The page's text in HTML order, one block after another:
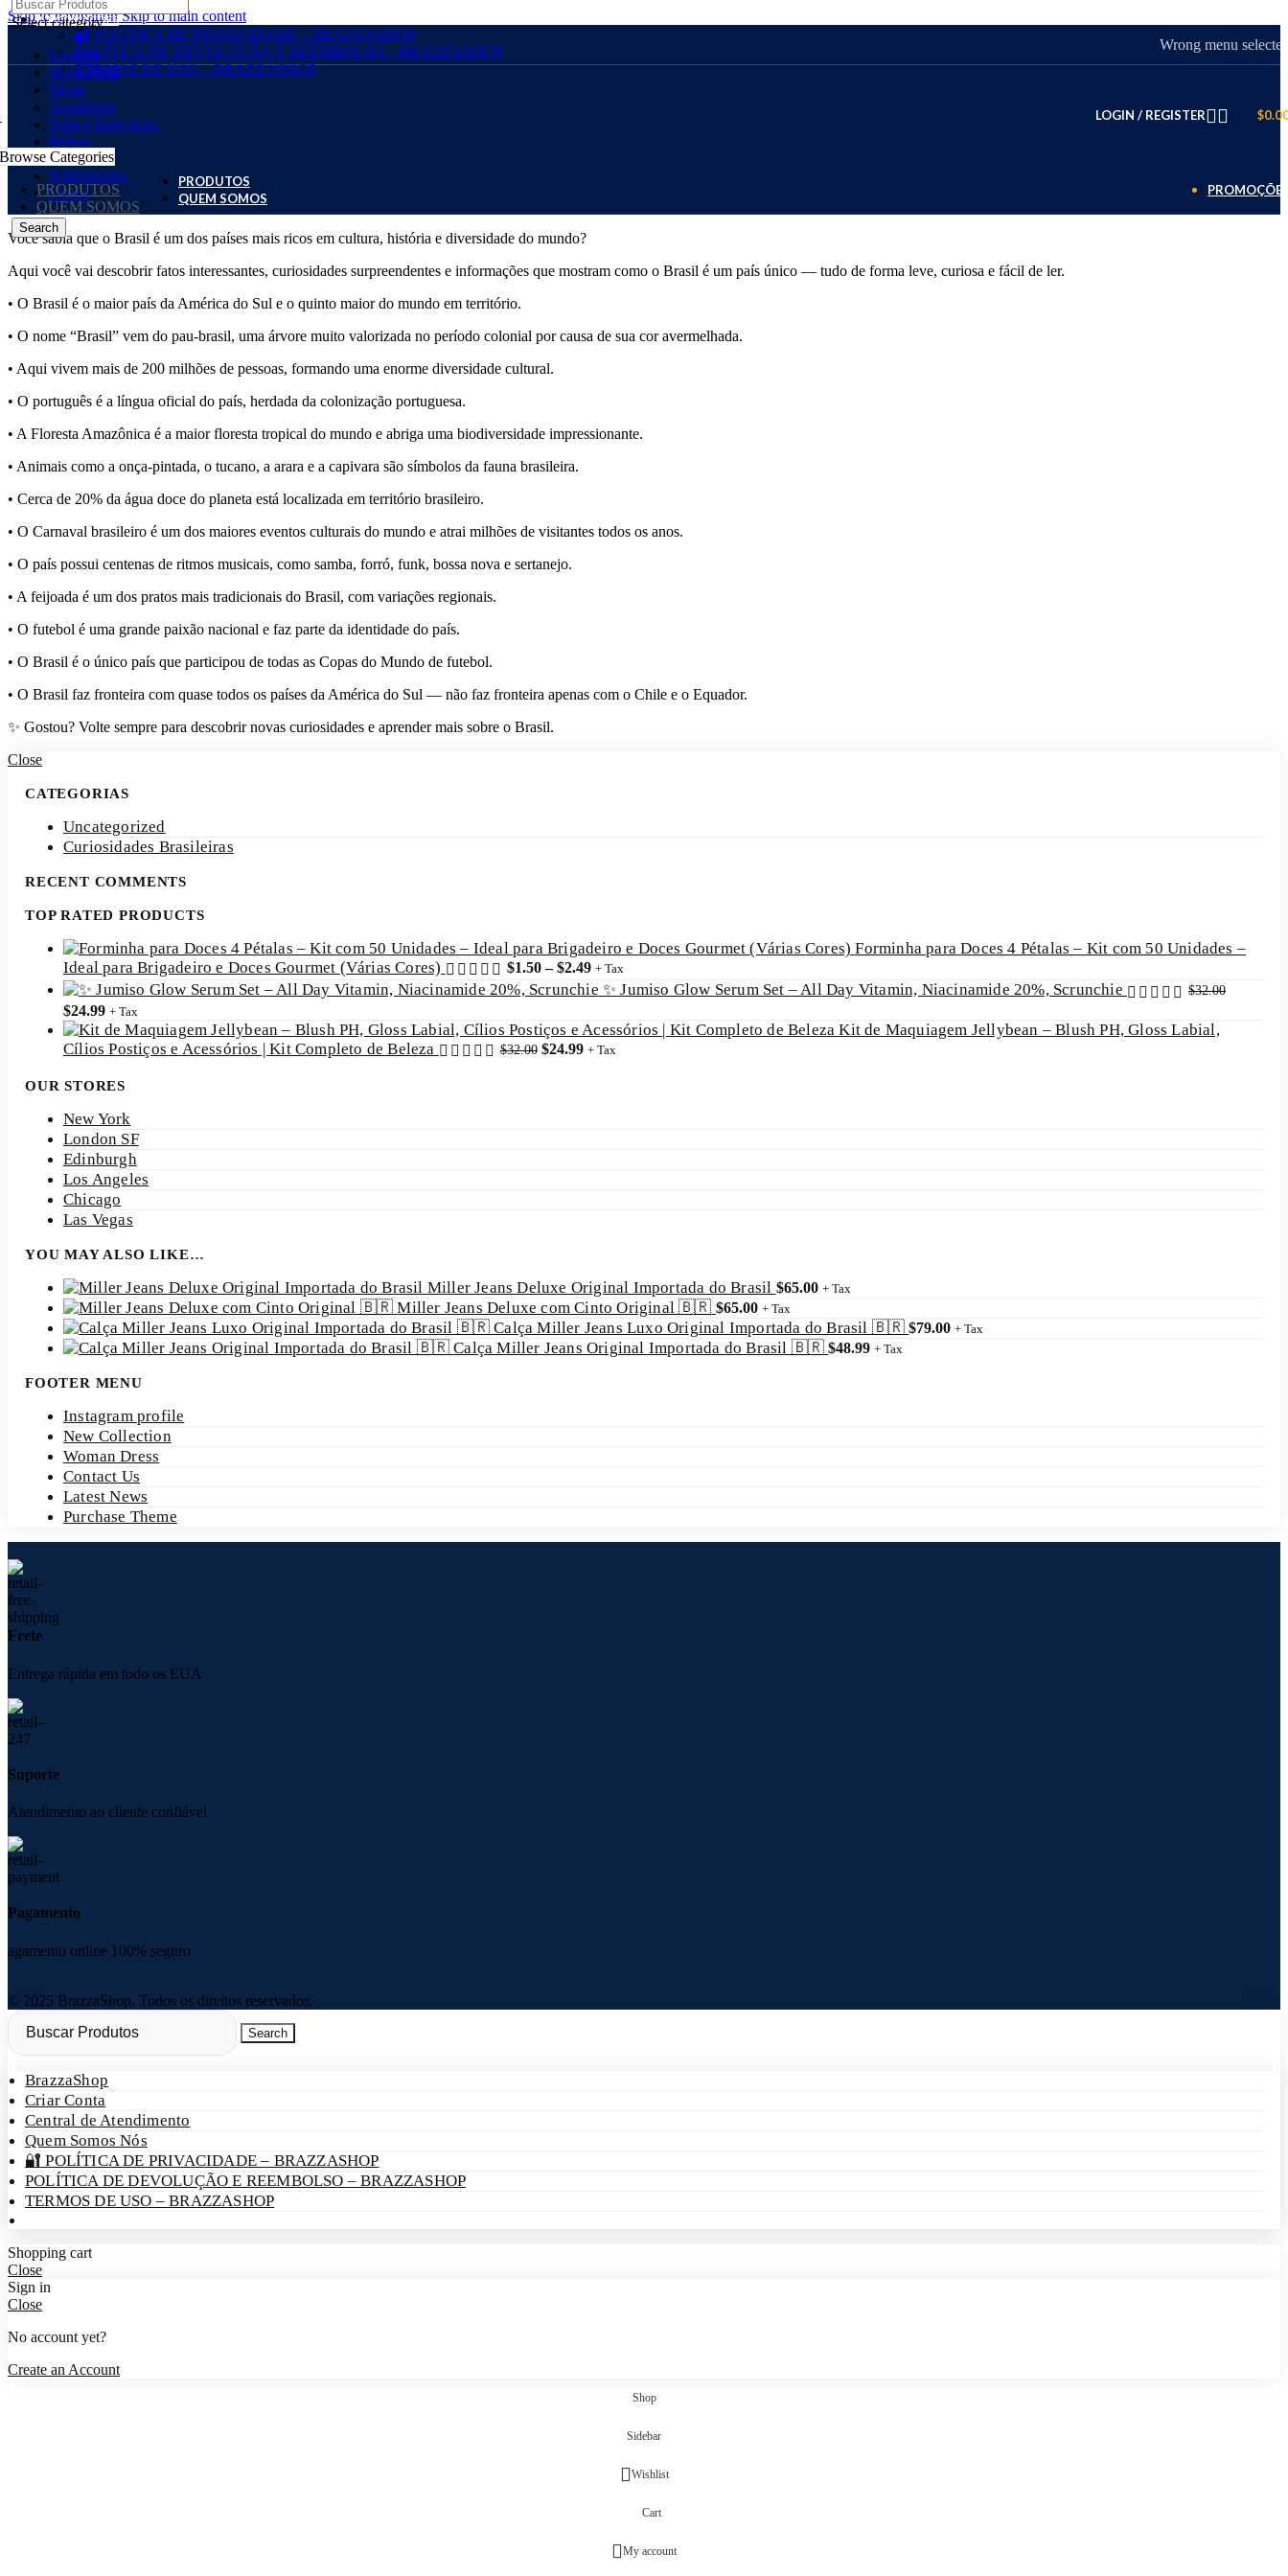
Skip to navigationSkip to main content
INFORMAÇÕES
🔐 POLÍTICA DE PRIVACIDADE – BRAZZASHOP
POLÍTICA DE DEVOLUÇÃO E REEMBOLSO – BRAZZASHOP
TERMOS DE USO – BRAZZASHOP
Wrong menu
Select category
Lingerie
Moda Praia
Moda
Acessórios
Joias e Semi Joias
Beleza
Festa
Suplementos
Livros
Search
LOGIN / REGISTER $
Browse Categories
PRODUTOS
QUEM SOMOS
PRODUTOS
QUEM SOMOS
Você sabia que o Brasil é um dos países mais ricos em cultura, história e diversidade do mundo?
Aqui você vai descobrir fatos interessantes, curiosidades surpreendentes e informações que mostram como o Brasil é um país único — tudo de forma leve, curiosa e fácil de ler.
• O Brasil é o maior país da América do Sul e o quinto maior do mundo em território.
• O nome “Brasil” vem do pau-brasil, uma árvore muito valorizada no período colonial por causa de sua cor avermelhada.
• Aqui vivem mais de 200 milhões de pessoas, formando uma enorme diversidade cultural.
• O português é a língua oficial do país, herdada da colonização portuguesa.
• A Floresta Amazônica é a maior floresta tropical do mundo e abriga uma biodiversidade impressionante.
• Animais como a onça-pintada, o tucano, a arara e a capivara são símbolos da fauna brasileira.
• Cerca de 20% da água doce do planeta está localizada em território brasileiro.
• O Carnaval brasileiro é um dos maiores eventos culturais do mundo e atrai milhões de visitantes todos os anos.
• O país possui centenas de ritmos musicais, como samba, forró, funk, bossa nova e sertanejo.
• A feijoada é um dos pratos mais tradicionais do Brasil, com variações regionais.
• O futebol é uma grande paixão nacional e faz parte da identidade do país.
• O Brasil é o único país que participou de todas as Copas do Mundo de futebol.
• O Brasil faz fronteira com quase todos os países da América do Sul — não faz fronteira apenas com o Chile e o Equador.
✨ Gostou? Volte sempre para descobrir novas curiosidades e aprender mais sobre o Brasil.
Close
CATEGORIAS
Uncategorized
Curiosidades Brasileiras
RECENT COMMENTS
TOP RATED PRODUCTS
Forminha para Doces 4 Pétalas – Kit com 50 Unidades –
Ideal para Brigadeiro e Doces Gourmet (Várias Cores)
$1.50 – $2.49 + Tax
✨ Jumiso Glow Serum Set – All Day Vitamin, Niacinamide 20%, Scrunchie $32.00
$24.99 + Tax
Kit de Maquiagem Jellybean – Blush PH, Gloss Labial,
Cílios Postiços e Acessórios | Kit Completo de Beleza
$32.00 $24.99 + Tax
OUR STORES
New York
London SF
Edinburgh
Los Angeles
Chicago
Las Vegas
YOU MAY ALSO LIKE…
Miller Jeans Deluxe Original Importada do Brasil $65.00 + Tax
Miller Jeans Deluxe com Cinto Original 🇧🇷 $65.00 + Tax
Calça Miller Jeans Luxo Original Importada do Brasil 🇧🇷$79.00 + Tax
Calça Miller Jeans Original Importada do Brasil 🇧🇷$48.99 + Tax
FOOTER MENU
Instagram profile
New Collection
Woman Dress
Contact Us
Latest News
Purchase Theme
Frete
Entrega rápida em todo os EUA
Suporte
Atendimento ao cliente confiável
Pagamento
agamento online 100% seguro
© 2025 BrazzaShop. Todos os direitos reservados.
Search
BrazzaShop
Criar Conta
Central de Atendimento
Quem Somos Nós
🔐 POLÍTICA DE PRIVACIDADE – BRAZZASHOP
POLÍTICA DE DEVOLUÇÃO E REEMBOLSO – BRAZZASHOP
TERMOS DE USO – BRAZZASHOP
Shopping cart
Close
Sign in
Close
No account yet?
Create an Account
Shop
Sidebar
Wishlist
Cart
My account